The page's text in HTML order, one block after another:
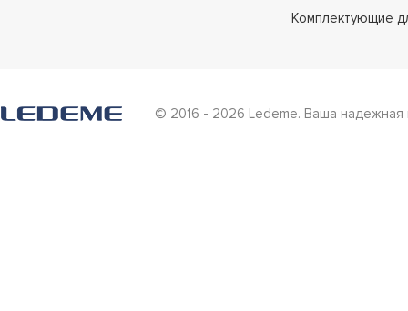
Комплектующие
© 2016 - 2026 Ledeme. Ваша